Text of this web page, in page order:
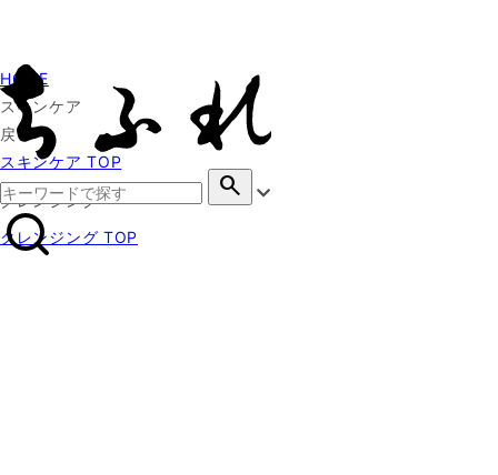
search
HOME
スキンケア
戻る
スキンケア TOP
クレンジング
クレンジング TOP